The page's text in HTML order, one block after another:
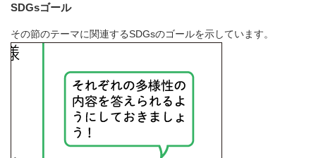
SDGsゴール
その節のテーマに関連するSDGsのゴールを示しています。